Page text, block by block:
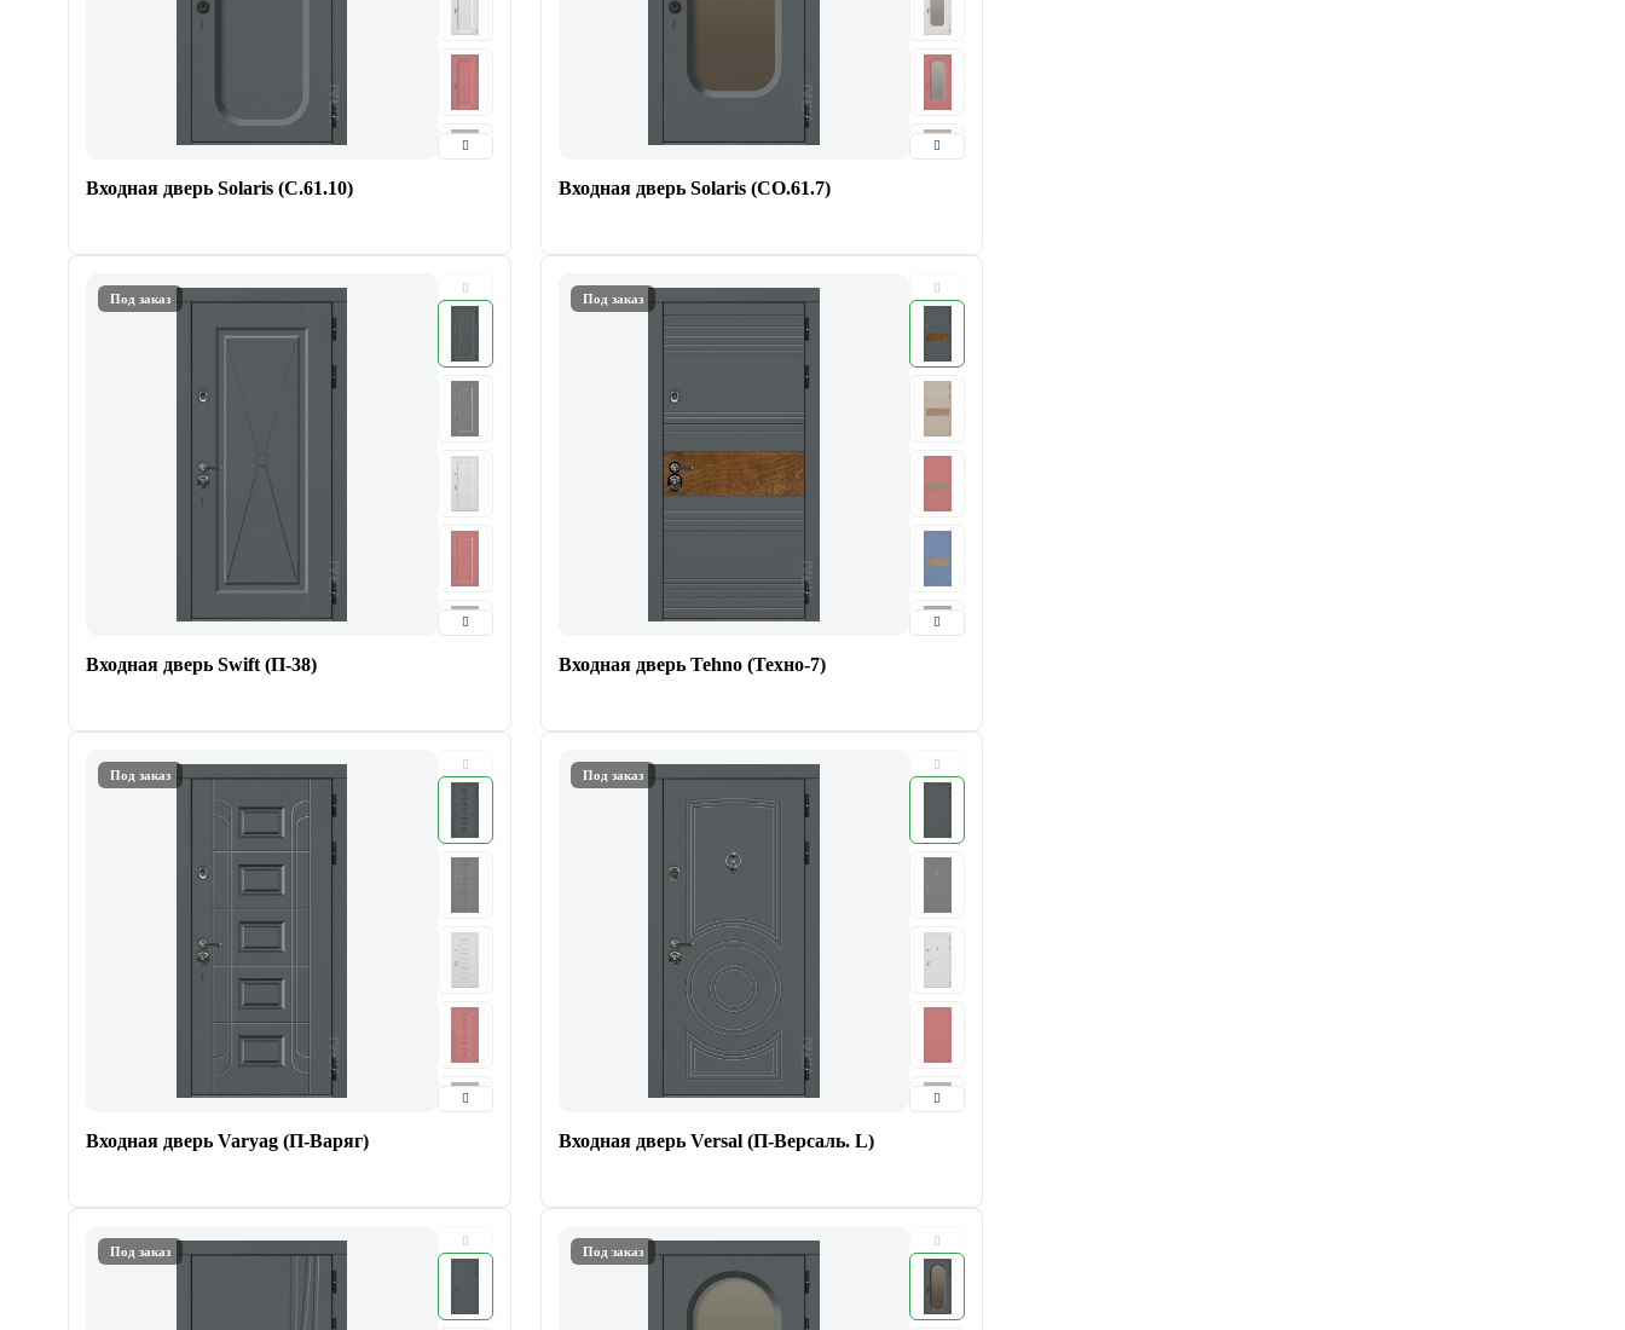
Входная дверь Solaris (С.61.10) Входная дверь Solaris (СО.61.7)
Под заказ
Входная дверь Swift (П-38)
Под заказ
Входная дверь Tehno (Техно-7)
Под заказ
Входная дверь Varyag (П-Варяг)
Под заказ
Входная дверь Versal (П-Версаль. L)
Под заказ Под заказ